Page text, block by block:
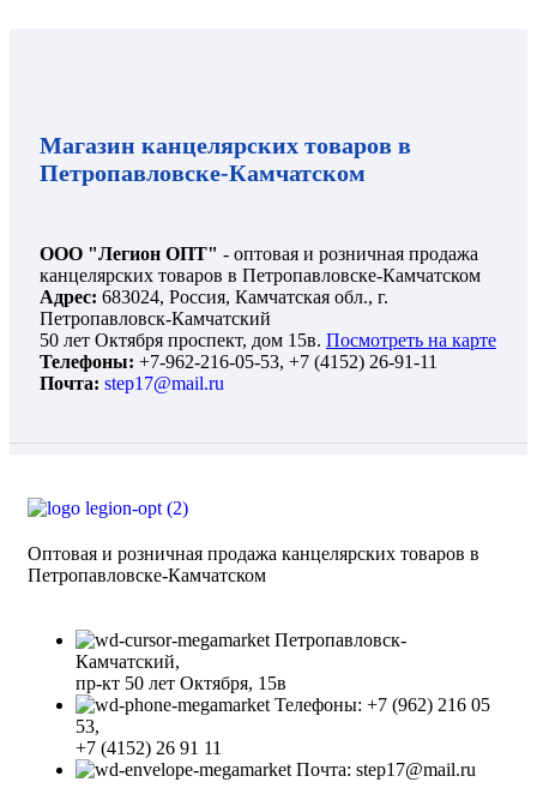
Магазин канцелярских товаров в
Петропавловске-Камчатском
ООО "Легион ОПТ" - оптовая и розничная продажа
канцелярских товаров в Петропавловске-Камчатском
Адрес: 683024, Россия, Камчатская обл., г.
Петропавловск-Камчатский
50 лет Октября проспект, дом 15в. Посмотреть на карте
Телефоны: +7-962-216-05-53, +7 (4152) 26-91-11
Почта: step17@mail.ru
Оптовая и розничная продажа канцелярских товаров в
Петропавловске-Камчатском
Петропавловск-
Камчатский,
​пр-кт 50 лет Октября, 15в
Телефоны: +7 (962) 216 05
53,
+7 (4152) 26 91 11
Почта: step17@mail.ru